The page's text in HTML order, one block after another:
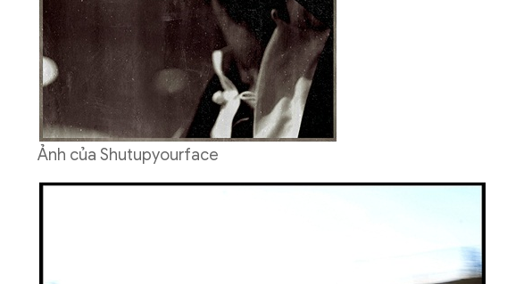
Ảnh của Shutupyourface